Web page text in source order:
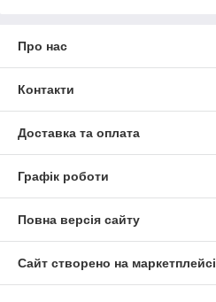
Про нас
Контакти
Доставка та оплата
Графік роботи
Повна версія сайту
Сайт створено на маркетплейсі